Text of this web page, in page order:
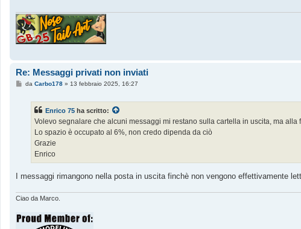
Re: Messaggi privati non inviati
Mda Carbo178» 13 febbraio 2025, 16:27
Enrico 75 ha scritto:
Volevo segnalare che alcuni messaggi mi restano sulla cartella in uscita, ma alla
Lo spazio è occupato al 6%, non credo dipenda da ciò
Grazie
Enrico
I messaggi rimangono nella posta in uscita finchè non vengono effettivamente
Ciao da Marco.